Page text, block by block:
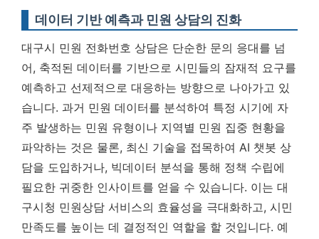
데이터 기반 예측과 민원 상담의 진화
대구시 민원 전화번호 상담은 단순한 문의 응대를 넘
어, 축적된 데이터를 기반으로 시민들의 잠재적 요구를
예측하고 선제적으로 대응하는 방향으로 나아가고 있
습니다. 과거 민원 데이터를 분석하여 특정 시기에 자
주 발생하는 민원 유형이나 지역별 민원 집중 현황을
파악하는 것은 물론, 최신 기술을 접목하여 AI 챗봇 상
담을 도입하거나, 빅데이터 분석을 통해 정책 수립에
필요한 귀중한 인사이트를 얻을 수 있습니다. 이는 대
구시청 민원상담 서비스의 효율성을 극대화하고, 시민
만족도를 높이는 데 결정적인 역할을 할 것입니다. 예